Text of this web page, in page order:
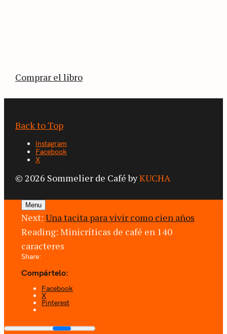
Comprar el libro
Back to Top
Instagram
Facebook
X
© 2026 Sommelier de Café byKUCHA
Menu
Next: Una tacita para vivir como cien años
Reading: Minicríticas de café en 140
caracteres
Share:
Compártelo:
Facebook
X
Pinterest